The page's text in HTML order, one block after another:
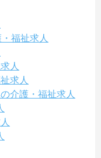
福祉求人
人
求人
介護・福祉求人